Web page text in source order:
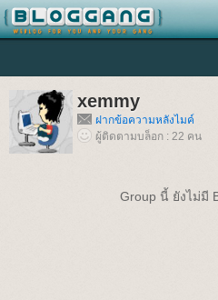
xemmy
ฝากข้อความหลังไมค์
ผู้ติดตามบล็อก : 22 คน
Group นี้ ยังไม่มี